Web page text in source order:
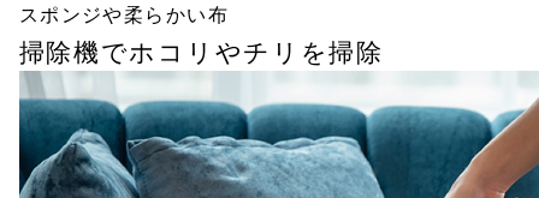
スポンジや柔らかい布
掃除機でホコリやチリを掃除